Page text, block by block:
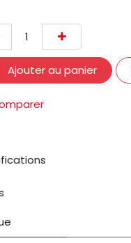
Ajouter au panier